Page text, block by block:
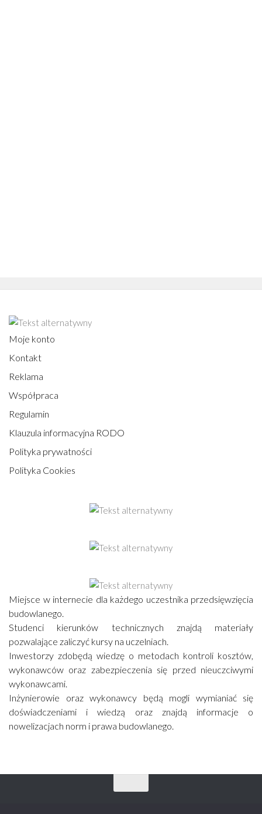
Moje konto
Kontakt
Reklama
Współpraca
Regulamin
Klauzula informacyjna RODO
Polityka prywatności
Polityka Cookies
Miejsce w internecie dla każdego uczestnika przedsięwzięcia
budowlanego.
Studenci kierunków technicznych znajdą materiały
pozwalające zaliczyć kursy na uczelniach.
Inwestorzy zdobędą wiedzę o metodach kontroli kosztów,
wykonawców oraz zabezpieczenia się przed nieuczciwymi
wykonawcami.
Inżynierowie oraz wykonawcy będą mogli wymianiać się
doświadczeniami i wiedzą oraz znajdą informacje o
nowelizacjach norm i prawa budowlanego.